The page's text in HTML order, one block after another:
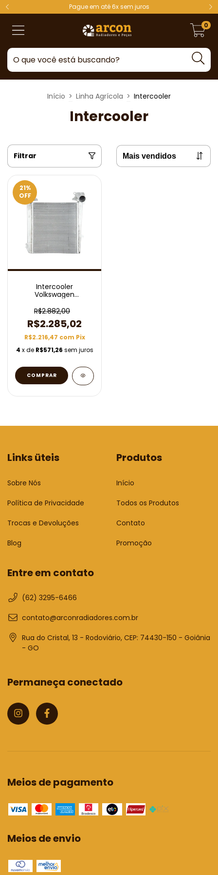
Pague em até 6x sem juros
0
Início > Linha Agrícola > Intercooler
Intercooler
Filtrar
21%
OFF
Intercooler
Volkswagen
2006 A 2013 RV2632
R$2.882,00
R$2.285,02
R$2.216,47 com Pix
4 x de R$571,26 sem juros
Links üteis
Sobre Nós
Política de Privacidade
Trocas e Devoluções
Blog
Produtos
Início
Todos os Produtos
Contato
Promoção
Entre em contato
(62) 3295-6466
contato@arconradiadores.com.br
Rua do Cristal, 13 - Rodoviário, CEP: 74430-150 - Goiânia
- GO
Permaneça conectado
Meios de pagamento
Meios de envio